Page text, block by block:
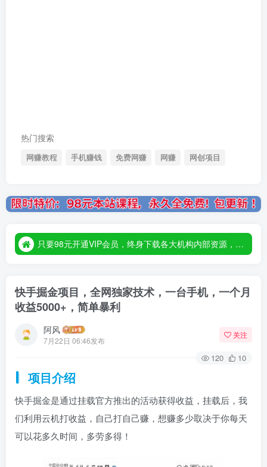
热门搜索
网赚教程 手机赚钱 免费网赚 网赚 网创项目
只要98元开通VIP会员，终身下载各大机构内部资源，一站式草根创业基地，最新最强网赚教程大全，小投入，大回报！
只要98元开通VIP会员，终身下载各大机构内部资源，一站式草根创业基地，最新最强网赚教程大全，小投入，大回报！
快手掘金项目，全网独家技术，一台手机，一个月
收益5000+，简单暴利
阿风
7月22日 06:46发布
关注
120 10
项目介绍
快手掘金是通过挂载官方推出的活动获得收益，挂载后，我
们利用云机打收益，自己打自己赚，想赚多少取决于你每天
可以花多久时间，多劳多得！